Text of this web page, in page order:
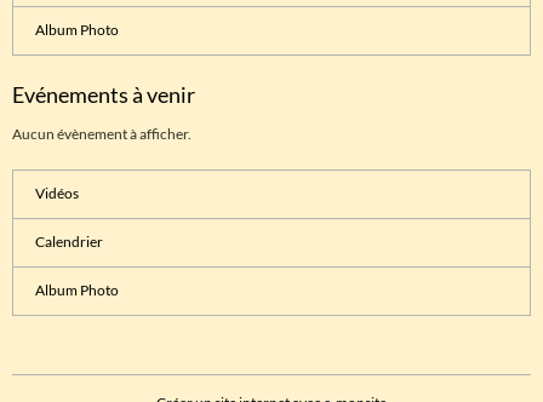
Album Photo
Evénements à venir
Aucun évènement à afficher.
Vidéos
Calendrier
Album Photo